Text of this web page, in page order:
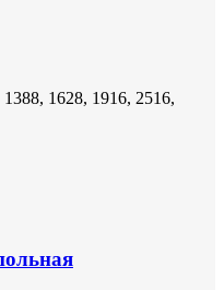
1628, 1916, 2516,